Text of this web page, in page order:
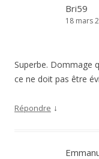
Bri59
18 mars
Superbe. Dommage
ce ne doit pas être
Répondre ↓